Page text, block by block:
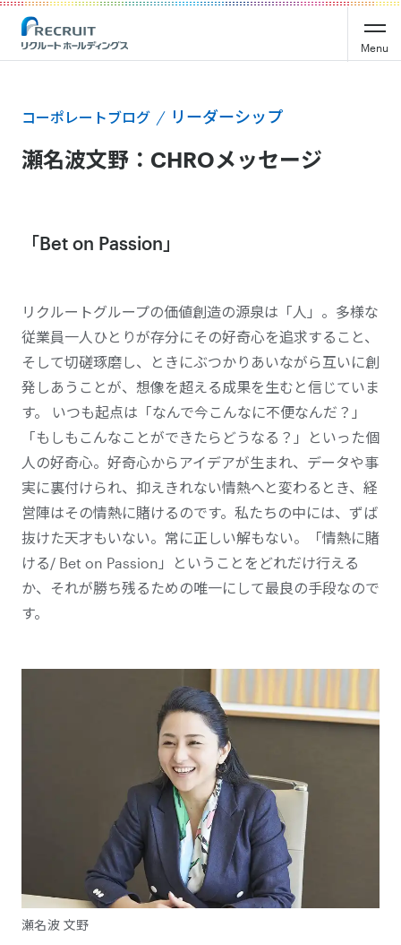
Menu
コーポレートブログ リーダーシップ
瀬名波文野：CHROメッセージ
「Bet on Passion」
リクルートグループの価値創造の源泉は「人」。多様な
従業員一人ひとりが存分にその好奇心を追求すること、
そして切磋琢磨し、ときにぶつかりあいながら互いに創
発しあうことが、想像を超える成果を生むと信じていま
す。 いつも起点は「なんで今こんなに不便なんだ？」
「もしもこんなことができたらどうなる？」といった個
人の好奇心。好奇心からアイデアが生まれ、データや事
実に裏付けられ、抑えきれない情熱へと変わるとき、経
営陣はその情熱に賭けるのです。私たちの中には、ずば
抜けた天才もいない。常に正しい解もない。「情熱に賭
ける/ Bet on Passion」ということをどれだけ行える
か、それが勝ち残るための唯一にして最良の手段なので
す。
瀬名波 文野